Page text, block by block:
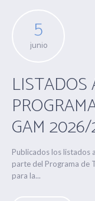
5
junio
GAM
Publicados los listados
parte del Programa de
para la...